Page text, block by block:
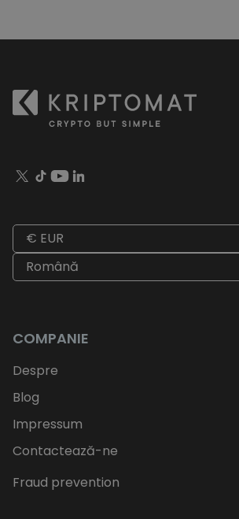
€ EUR
Română
COMPANIE
Despre
Blog
Impressum
Contactează-ne
Fraud prevention